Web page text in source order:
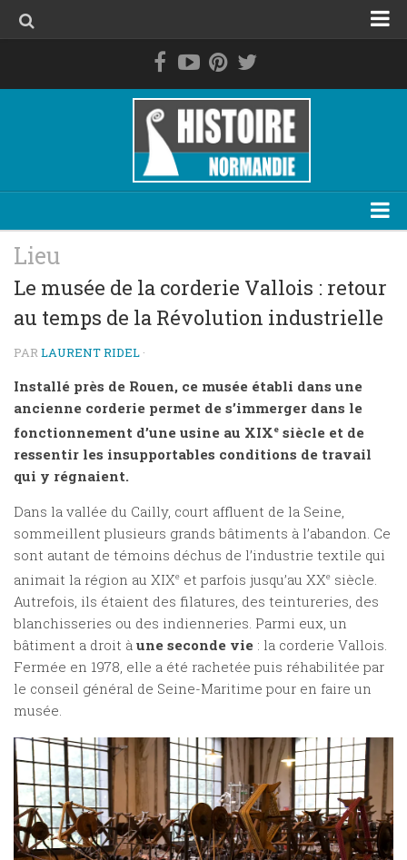
La Normandie avant les Normands
Le duché de Normandie
La Normandie de 1469 à 1789
La Normandie contemporaine
Personnage
Evénement
Lieu
Thématique
Plan du site
Lieu
Le musée de la corderie Vallois : retour
au temps de la Révolution industrielle
PARLAURENT RIDEL ·
Installé près de Rouen, ce musée établi dans une
ancienne corderie permet de s’immerger dans le
fonctionnement d’une usine au XIXe siècle et de
ressentir les insupportables conditions de travail
qui y régnaient.
Dans la vallée du Cailly, court affluent de la Seine,
sommeillent plusieurs grands bâtiments à l’abandon. Ce
sont autant de témoins déchus de l’industrie textile qui
animait la région au XIXe et parfois jusqu’au XXe siècle.
Autrefois, ils étaient des filatures, des teintureries, des
blanchisseries ou des indienneries. Parmi eux, un
bâtiment a droit à une seconde vie : la corderie Vallois.
Fermée en 1978, elle a été rachetée puis réhabilitée par
le conseil général de Seine-Maritime pour en faire un
musée.